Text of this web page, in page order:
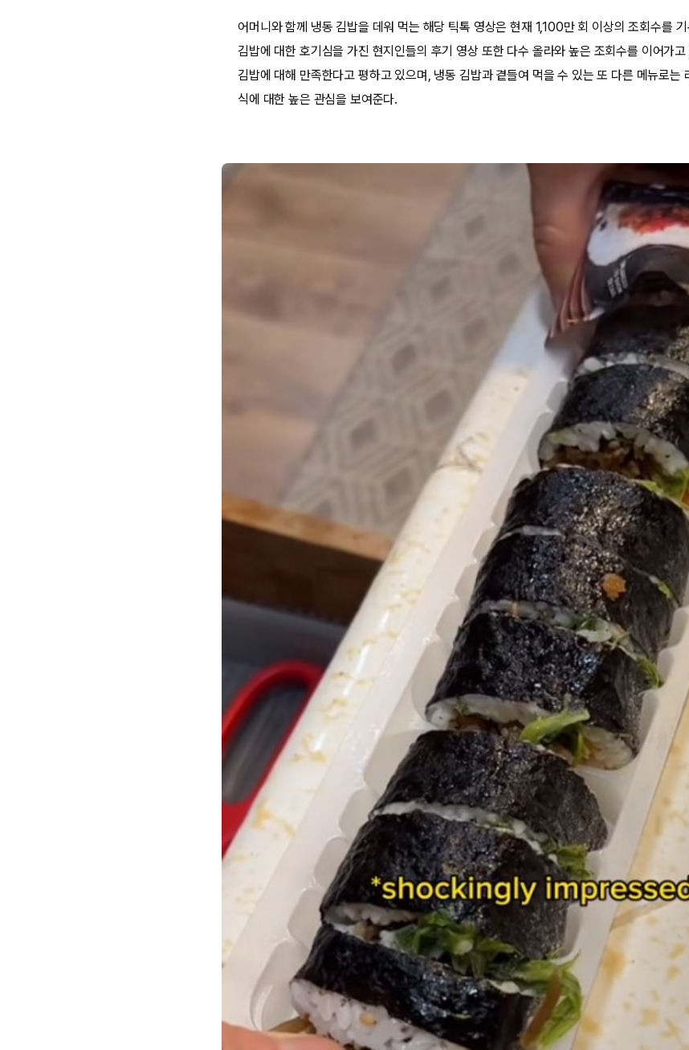
어머니와 함께 냉동 김밥을 데워 먹는 해당 틱톡 영상은 현재 1,100만 회 이상의 조회수를
김밥에 대한 호기심을 가진 현지인들의 후기 영상 또한 다수 올라와 높은 조회수를 이어가
김밥에 대해 만족한다고 평하고 있으며, 냉동 김밥과 곁들여 먹을 수 있는 또 다른 메뉴로는
식에 대한 높은 관심을 보여준다.